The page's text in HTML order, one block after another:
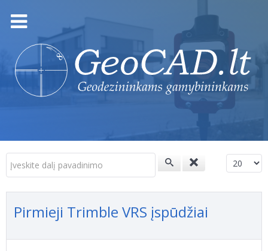
Įveskite dalį pavadinimo Rodyti po
Pirmieji Trimble VRS įspūdžiai